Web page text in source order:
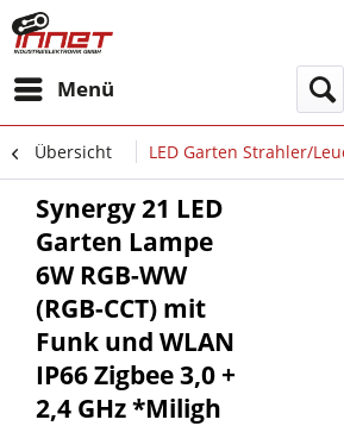
Menü
Übersicht LED Garten Strahler/
Synergy 21 LED
Garten Lampe
6W RGB-WW
(RGB-CCT) mit
Funk und WLAN
IP66 Zigbee 3,0 +
2,4 GHz *Miligh